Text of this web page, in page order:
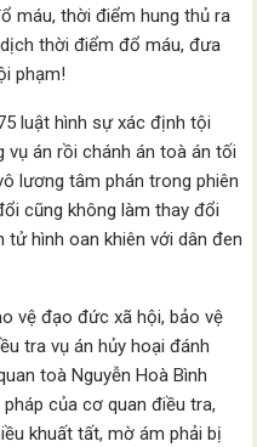
máu, thời điểm hung thủ ra
thời điểm đổ máu, đưa
phạm!
luật hình sự xác định tội
vụ án rồi chánh án toà án tối
lương tâm phán trong phiên
cũng không làm thay đổi
tử hình oan khiên với dân đen
vệ đạo đức xã hội, bảo vệ
tra vụ án hủy hoại đánh
toà Nguyễn Hoà Bình
của cơ quan điều tra,
khuất tất, mờ ám phải bị